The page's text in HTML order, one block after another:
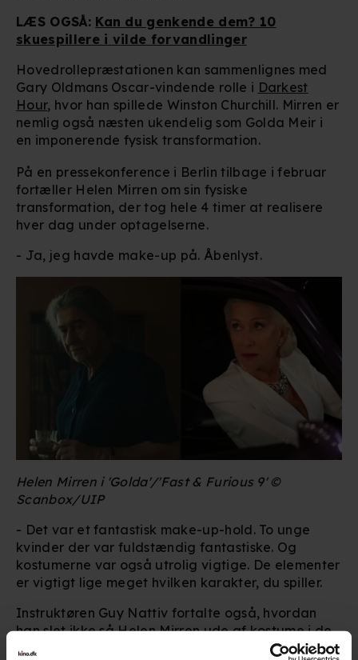
LÆS OGSÅ: Kan du genkende dem? 10
skuespillere i vilde forvandlinger
Hovedrollepræstationen kan sammenlignes med
Gary Oldmans Oscar-vindende rolle i Darkest
Hour, hvor han spillede Winston Churchill. Mirren er
nemlig også næsten ukendelig som Golda Meir i
en imponerende fysisk transformation.
På en pressekonference i Berlin tilbage i februar
fortæller Helen Mirren om sin fysiske
transformation, der tog hele 4 timer at realisere
hver dag under optagelserne.
- Ja, jeg havde make-up på. Åbenlyst.
Helen Mirren i 'Golda'/'Fast & Furious 9' ©
Scanbox/UIP
- Det var et fantastisk make-up-hold. To unge
kvinder der var fuldstændig fantastiske. Og
kostumerne var også utrolig vigtige. De elementer
er vigtigt lige meget hvilken karakter, du spiller.
Instruktøren Guy Nattiv fortalte også, hvordan
han slet ikke så Helen Mirren ude af kostume i de
35 dage, hvor de optog. Mirren var nemlig den